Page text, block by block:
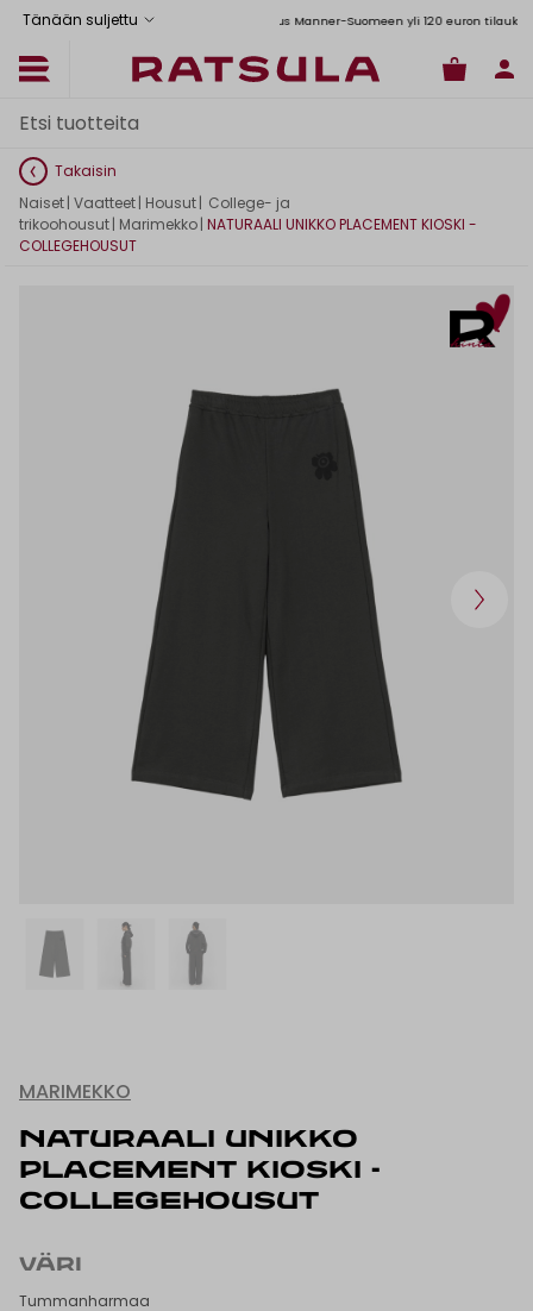
Tänään suljettuToimituskulut alk. 6,90€
Ilmainen toimitus Manner-Suomeen yli 120 euron tilauksiin
Takaisin
Naiset| Vaatteet| Housut | College- ja
trikoohousut| Marimekko| NATURAALI UNIKKO PLACEMENT KIOSKI -
COLLEGEHOUSUT
MARIMEKKO
NATURAALI UNIKKO
PLACEMENT KIOSKI -
COLLEGEHOUSUT
VÄRI
Tummanharmaa